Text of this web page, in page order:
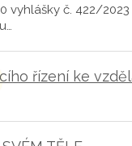
vyhlášky č. 422/
řízení ke